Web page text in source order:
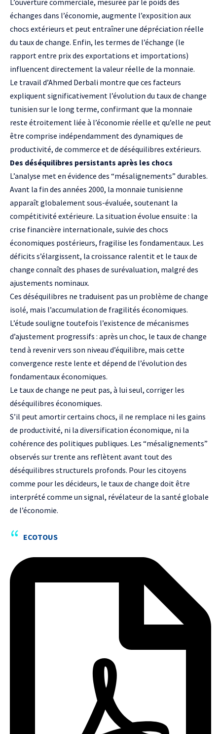
L’ouverture commerciale, mesurée par le poids des
échanges dans l’économie, augmente l’exposition aux
chocs extérieurs et peut entraîner une dépréciation réelle
du taux de change. Enfin, les termes de l’échange (le
rapport entre prix des exportations et importations)
influencent directement la valeur réelle de la monnaie.
Le travail d’Ahmed Derbali montre que ces facteurs
expliquent significativement l’évolution du taux de change
tunisien sur le long terme, confirmant que la monnaie
reste étroitement liée à l’économie réelle et qu’elle ne peut
être comprise indépendamment des dynamiques de
productivité, de commerce et de déséquilibres extérieurs.
Des déséquilibres persistants après les chocs
L’analyse met en évidence des “mésalignements” durables.
Avant la fin des années 2000, la monnaie tunisienne
apparaît globalement sous-évaluée, soutenant la
compétitivité extérieure. La situation évolue ensuite : la
crise financière internationale, suivie des chocs
économiques postérieurs, fragilise les fondamentaux. Les
déficits s’élargissent, la croissance ralentit et le taux de
change connaît des phases de surévaluation, malgré des
ajustements nominaux.
Ces déséquilibres ne traduisent pas un problème de change
isolé, mais l’accumulation de fragilités économiques.
L’étude souligne toutefois l’existence de mécanismes
d’ajustement progressifs : après un choc, le taux de change
tend à revenir vers son niveau d’équilibre, mais cette
convergence reste lente et dépend de l’évolution des
fondamentaux économiques.
Le taux de change ne peut pas, à lui seul, corriger les
déséquilibres économiques.
S’il peut amortir certains chocs, il ne remplace ni les gains
de productivité, ni la diversification économique, ni la
cohérence des politiques publiques. Les “mésalignements”
observés sur trente ans reflètent avant tout des
déséquilibres structurels profonds. Pour les citoyens
comme pour les décideurs, le taux de change doit être
interprété comme un signal, révélateur de la santé globale
de l’économie.
ECOTOUS